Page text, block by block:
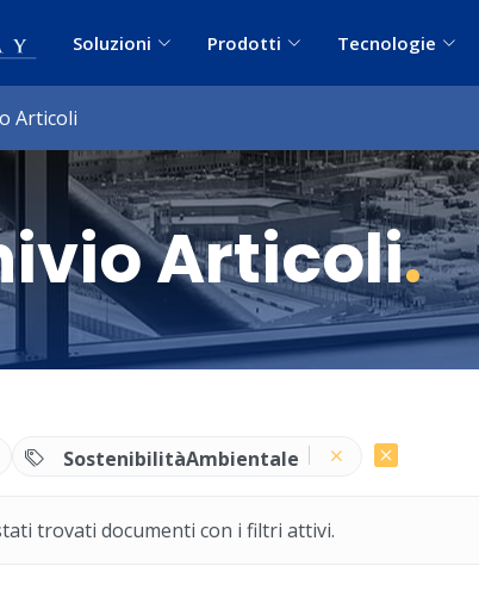
Soluzioni Prodotti Tecnologie
Articoli
Articoli.
SostenibilitàAmbientale
trovati documenti con i filtri attivi.